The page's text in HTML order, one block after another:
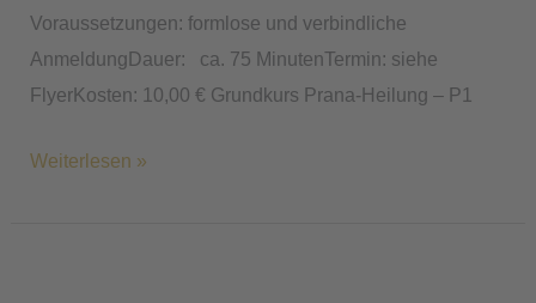
Voraussetzungen: formlose und verbindliche
AnmeldungDauer: ca. 75 MinutenTermin: siehe
FlyerKosten: 10,00 € Grundkurs Prana-Heilung – P1
Weiterlesen »